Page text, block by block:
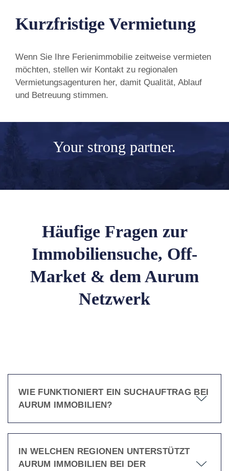
Kurzfristige Vermietung
Wenn Sie Ihre Ferienimmobilie zeitweise vermieten
möchten, stellen wir Kontakt zu regionalen
Vermietungsagenturen her, damit Qualität, Ablauf
und Betreuung stimmen.
Your strong partner.
Häufige Fragen zur
Immobiliensuche, Off-
Market & dem Aurum
Netzwerk
WIE FUNKTIONIERT EIN SUCHAUFTRAG BEI
AURUM IMMOBILIEN?
IN WELCHEN REGIONEN UNTERSTÜTZT
AURUM IMMOBILIEN BEI DER